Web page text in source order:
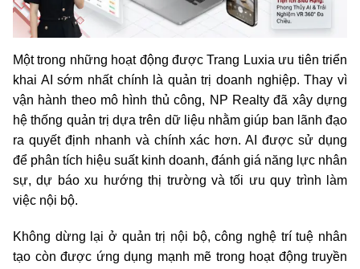
Một trong những hoạt động được Trang Luxia ưu tiên triển
khai AI sớm nhất chính là quản trị doanh nghiệp. Thay vì
vận hành theo mô hình thủ công, NP Realty đã xây dựng
hệ thống quản trị dựa trên dữ liệu nhằm giúp ban lãnh đạo
ra quyết định nhanh và chính xác hơn. AI được sử dụng
để phân tích hiệu suất kinh doanh, đánh giá năng lực nhân
sự, dự báo xu hướng thị trường và tối ưu quy trình làm
việc nội bộ.
Không dừng lại ở quản trị nội bộ, công nghệ trí tuệ nhân
tạo còn được ứng dụng mạnh mẽ trong hoạt động truyền